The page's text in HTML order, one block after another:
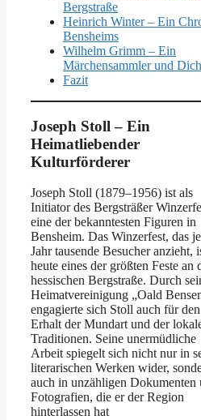
Bergstraße
Heinrich Winter – Ein
Bensheims
Wilhelm Grimm – Ein
Märchensammler und
Fazit
Joseph Stoll – Ein
Heimatliebender
Kulturförderer
Joseph Stoll (1879–1956) ist als
Initiator des Bergsträßer
eine der bekanntesten Figuren in
Bensheim. Das Winzerfest, das
Jahr tausende Besucher anzieht,
heute eines der größten Feste an
hessischen Bergstraße. Durch
Heimatvereinigung „Oald
engagierte sich Stoll auch für den
Erhalt der Mundart und der
Traditionen. Seine unermüdliche
Arbeit spiegelt sich nicht nur in
literarischen Werken wider,
auch in unzähligen Dokumenten
Fotografien, die er der Region
hinterlassen hat​